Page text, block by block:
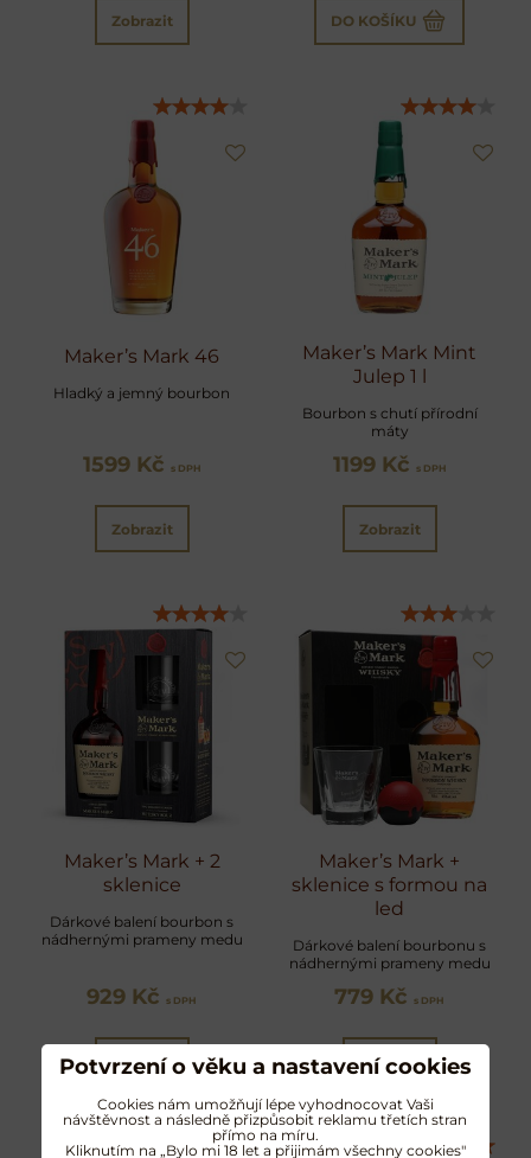
Zobrazit DO KOŠÍKU
Maker’s Mark 46
Hladký a jemný bourbon
1599 Kč s DPH
Zobrazit
Maker’s Mark Mint
Julep 1 l
Bourbon s chutí přírodní
máty
1199 Kč s DPH
Zobrazit
Maker’s Mark + 2
sklenice
Dárkové balení bourbon s
nádhernými prameny medu
929 Kč s DPH
Zobrazit
Maker’s Mark +
sklenice s formou na
led
Dárkové balení bourbonu s
nádhernými prameny medu
779 Kč s DPH
Zobrazit
Potvrzení o věku a nastavení cookies
Cookies nám umožňují lépe vyhodnocovat Vaši
návštěvnost a následně přizpůsobit reklamu třetích stran
přímo na míru.
Kliknutím na „Bylo mi 18 let a přijimám všechny cookies"